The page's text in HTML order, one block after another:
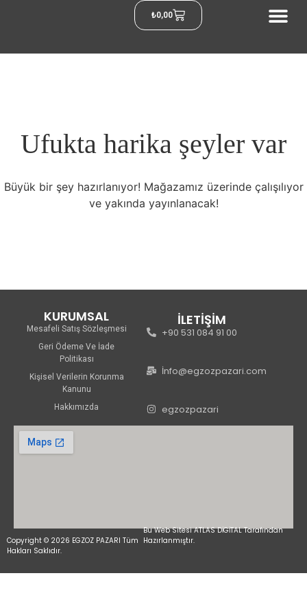
₺0,00
Ufukta harika şeyler var
Büyük bir şey hazırlanıyor! Mağazamız üzerinde çalışılıyor
ve yakında yayınlanacak!
KURUMSAL
Mesafeli Satış Sözleşmesi
Geri Ödeme Ve İade
Politikası
Kişisel Verilerin Korunma
Kanunu
Hakkımızda
İLETİŞİM
+90 531 084 91 00
İnfo@egzozpazari.com
egzozpazari
Copyright © 2026 EGZOZ PAZARI Tüm
Hakları Saklıdır.
Bu Web Sitesi ATLAS DİGİTAL Tarafından
Hazırlanmıştır.